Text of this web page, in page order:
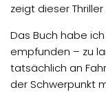
zeigt dieser
Das Buch habe
empfunden – zu
tatsächlich an
der Schwerpunkt